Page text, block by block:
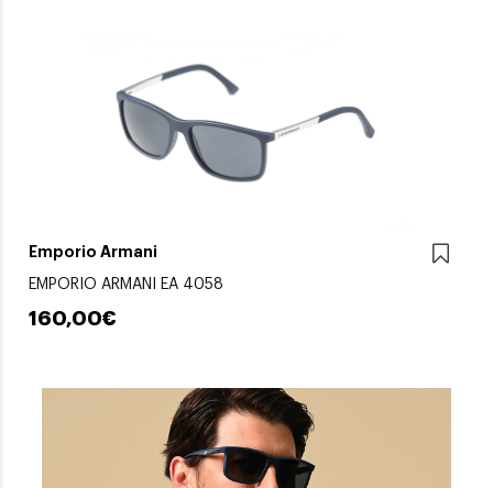
Emporio Armani
EMPORIO ARMANI EA 4058
160,00€